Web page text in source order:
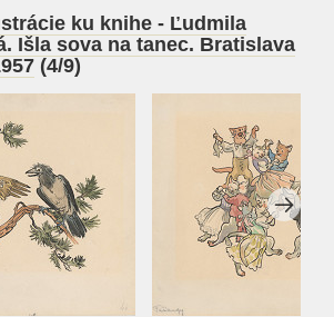
ku knihe - Ľudmila
Išla sova na tanec. Bratislava
(4/9)